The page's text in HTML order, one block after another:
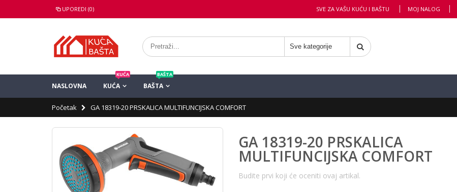
UPOREDI (0) MOJ NALOG
SVE ZA VAŠU KUĆU I BAŠTU
NASLOVNA KUĆA
KUĆA
BAŠTA
BAŠTA
Početak GA 18319-20 PRSKALICA MULTIFUNCIJSKA COMFORT
GA 18319-20 PRSKALICA
MULTIFUNCIJSKA COMFORT
Budite prvi koji će oceniti ovaj artikal.